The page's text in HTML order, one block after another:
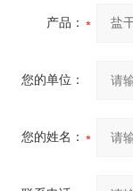
产品：
您的单位：
您的姓名：